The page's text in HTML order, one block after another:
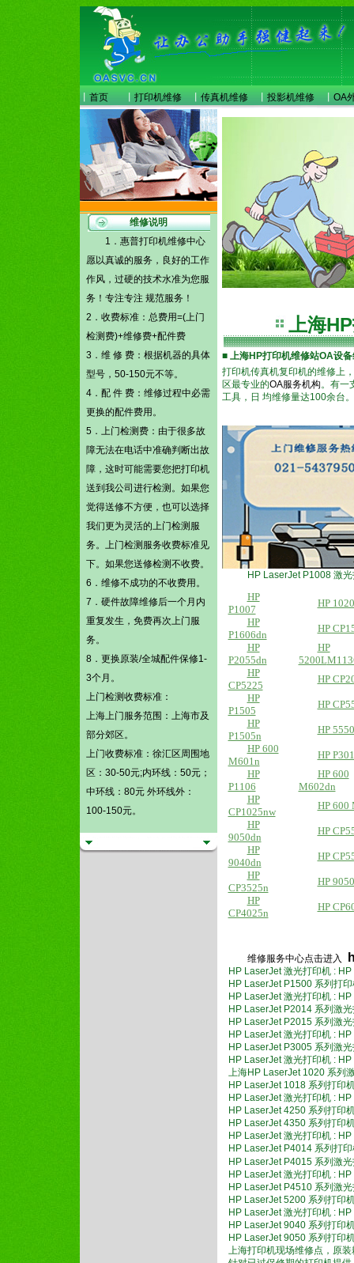
首页 打印机维修 传真机维修 投影机维修 OA
维修说明
1．惠普打印机维修中心
愿以真诚的服务，良好的工作
作风，过硬的技术水准为您服
务！专注专注 规范服务！
2．收费标准：总费用=(上门
检测费)+维修费+配件费
3．维 修 费：根据机器的具体
型号，50-150元不等。
4．配 件 费：维修过程中必需
更换的配件费用。
5．上门检测费：由于很多故
障无法在电话中准确判断出故
障，这时可能需要您把打印机
送到我公司进行检测。如果您
觉得送修不方便，也可以选择
我们更为灵活的上门检测服
务。上门检测服务收费标准见
下。如果您送修检测不收费。
6．维修不成功的不收费用。
7．硬件故障维修后一个月内
重复发生，免费再次上门服
务。
8．更换原装/全城配件保修1-
3个月。
上门检测收费标准：
上海上门服务范围：上海市及
部分郊区。
上门收费标准：徐汇区周围地
区：30-50元;内环线：50元；
中环线：80元 外环线外：
100-150元。
上海
■ 上海HP打印机维修站OA设
打印机传真机复印机的维修上
区最专业的OA服务机构。有一
工具，日 均维修量达100余台
HP LaserJet P1008 激
HP
P1007
HP
HP
P1606dn
HP
HP
P2055dn
HP
5200L
HP
CP5225
HP
HP
P1505
HP
HP
P1505n
HP
HP 600
M601n
HP
HP
P1106
HP 600
M602dn
HP
CP1025nw
HP 600
HP
9050dn
HP
HP
9040dn
HP
HP
CP3525n
HP
HP
CP4025n
HP
维修服务中心点击进入
HP LaserJet 激光打印机 :
HP LaserJet P1500 系列打
HP LaserJet 激光打印机 :
HP LaserJet P2014 系列激
HP LaserJet P2015 系列激
HP LaserJet 激光打印机 :
HP LaserJet P3005 系列激
HP LaserJet 激光打印机 :
上海HP LaserJet 1020 系列
HP LaserJet 1018 系列打印
HP LaserJet 激光打印机 :
HP LaserJet 4250 系列打印
HP LaserJet 4350 系列打印
HP LaserJet 激光打印机 :
HP LaserJet P4014 系列打
HP LaserJet P4015 系列激
HP LaserJet 激光打印机 :
HP LaserJet P4510 系列激
HP LaserJet 5200 系列打印
HP LaserJet 激光打印机 :
HP LaserJet 9040 系列打印
HP LaserJet 9050 系列打印
上海打印机现场维修点，原装